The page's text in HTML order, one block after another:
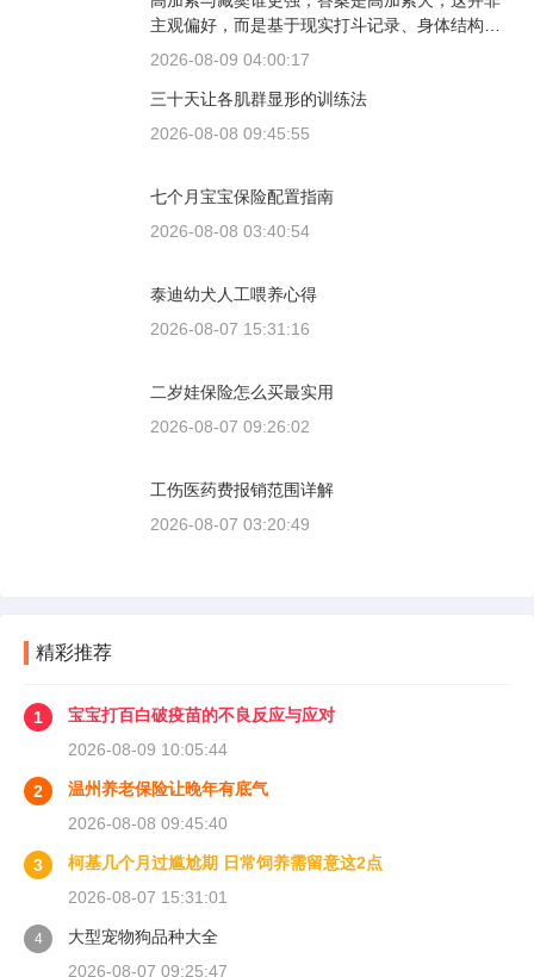
主观偏好，而是基于现实打斗记录、身体结构与
工作性能得出的结论。若将两者置于同等体重级
犬拥有压倒性的胜率。
2026-08-09 04:00:17
三十天让各肌群显形的训练法
2026-08-08 09:45:55
七个月宝宝保险配置指南
2026-08-08 03:40:54
泰迪幼犬人工喂养心得
2026-08-07 15:31:16
二岁娃保险怎么买最实用
2026-08-07 09:26:02
工伤医药费报销范围详解
2026-08-07 03:20:49
精彩推荐
1
宝宝打百白破疫苗的不良反应与应对
2026-08-09 10:05:44
2
温州养老保险让晚年有底气
2026-08-08 09:45:40
3
柯基几个月过尴尬期 日常饲养需留意这2点
2026-08-07 15:31:01
4
大型宠物狗品种大全
2026-08-07 09:25:47